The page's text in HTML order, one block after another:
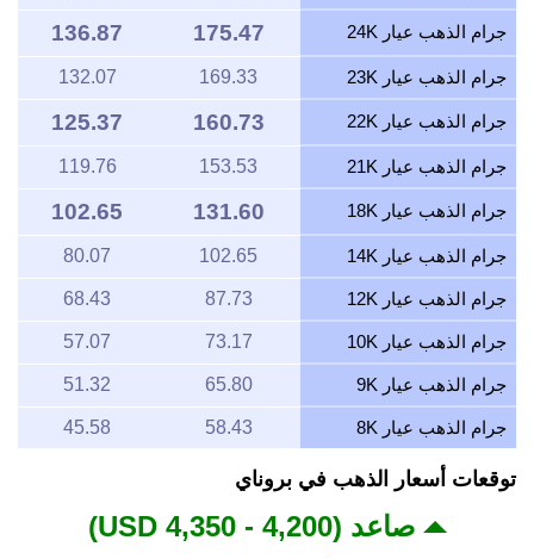
جرام الذهب عيار 24K 175.47
136.87
جرام الذهب عيار 23K 169.33
132.07
جرام الذهب عيار 22K 160.73
125.37
جرام الذهب عيار 21K 153.53
119.76
جرام الذهب عيار 18K 131.60
102.65
جرام الذهب عيار 14K 102.65
80.07
جرام الذهب عيار 12K 87.73
68.43
جرام الذهب عيار 10K 73.17
57.07
جرام الذهب عيار 9K 65.80
51.32
جرام الذهب عيار 8K 58.43
45.58
توقعات أسعار الذهب في بروناي
صاعد (4,200 - 4,350 USD)